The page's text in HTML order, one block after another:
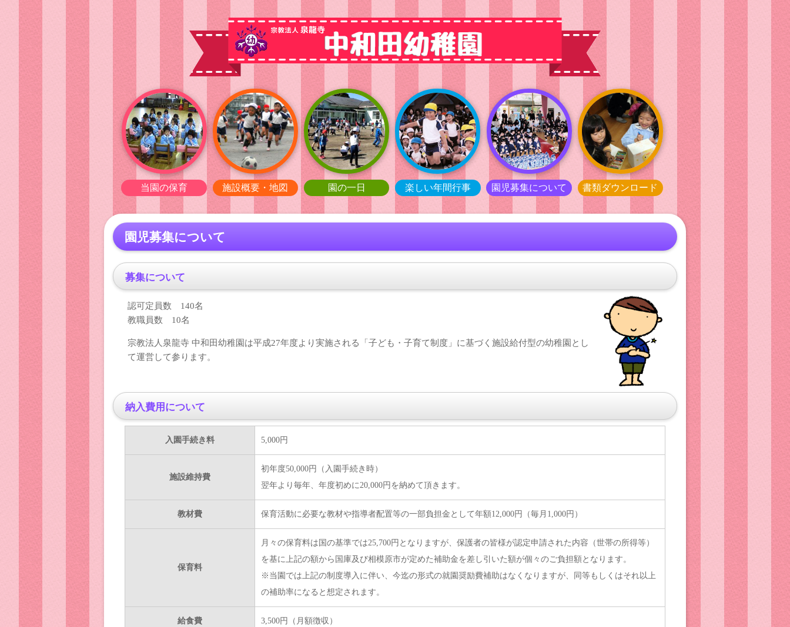
当園の保育 施設概要・地図 園の一日 楽しい年間行事 園児募集について 書類ダウンロード
園児募集について
募集について
認可定員数 140名
教職員数 10名
宗教法人泉龍寺 中和田幼稚園は平成27年度より実施される「子ども・子育て制度」に基づく施設給付型の幼稚園とし
て運営して参ります。
納入費用について
入園手続き料 5,000円
施設維持費
初年度50,000円（入園手続き時）
翌年より毎年、年度初めに20,000円を納めて頂きます。
教材費 保育活動に必要な教材や指導者配置等の一部負担金として年額12,000円（毎月1,000円）
保育料
月々の保育料は国の基準では25,700円となりますが、保護者の皆様が認定申請された内容（世帯の所得等）
を基に上記の額から国庫及び相模原市が定めた補助金を差し引いた額が個々のご負担額となります。
※当園では上記の制度導入に伴い、今迄の形式の就園奨励費補助はなくなりますが、同等もしくはそれ以上
の補助率になると想定されます。
給食費 3,500円（月額徴収）